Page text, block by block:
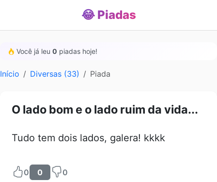
😂 Piadas
Você já leu 0 piadas hoje!
Início Diversas (33) Piada
O lado bom e o lado ruim da vida...
Tudo tem dois lados, galera! kkkk
0 0 0